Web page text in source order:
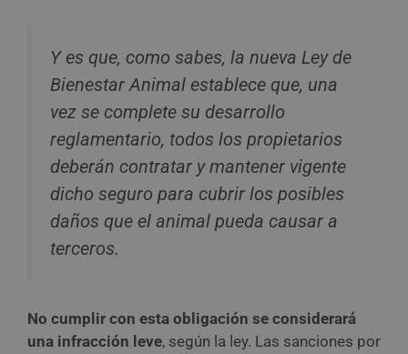
Y es que, como sabes, la nueva Ley de
Bienestar Animal establece que, una
vez se complete su desarrollo
reglamentario, todos los propietarios
deberán contratar y mantener vigente
dicho seguro para cubrir los posibles
daños que el animal pueda causar a
terceros.
No cumplir con esta obligación se considerará
una infracción leve, según la ley. Las sanciones por